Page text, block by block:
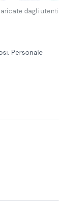
dagli utenti
Personale